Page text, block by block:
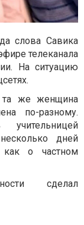
слова Савика
телеканала
На ситуацию
та же женщина
по-разному.
дней
о частном
сделал